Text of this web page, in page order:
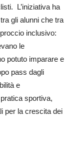
L’iniziativa ha
gli alunni che tra
inclusivo:
le
potuto imparare e
pass dagli
e
sportiva,
per la crescita dei